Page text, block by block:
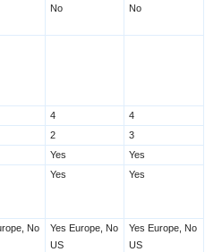
No No
4
4
2
3
Yes
Yes
Yes Yes
No
Yes Europe, No
US
Yes Europe, No
US